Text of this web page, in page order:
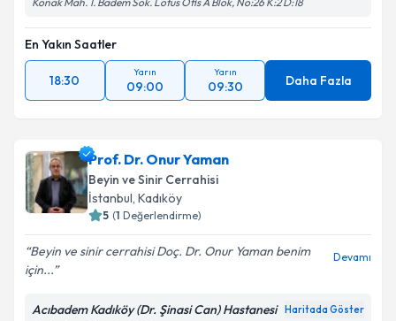
En Yakın Saatler
18:30
Yarın
09:00
Yarın
09:30 Daha Fazla
Prof. Dr. Onur Yaman
Beyin ve Sinir Cerrahisi
İstanbul, Kadıköy
5 (1 Değerlendirme)
Beyin ve sinir cerrahisi Doç. Dr. Onur Yaman benim
için...
Devamı
Acıbadem Kadıköy (Dr. Şinasi Can) Hastanesi Haritada Göster